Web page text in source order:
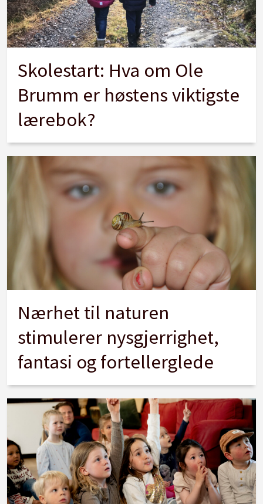
Skolestart: Hva om Ole
Brumm er høstens viktigste
lærebok?
Nærhet til naturen
stimulerer nysgjerrighet,
fantasi og fortellerglede